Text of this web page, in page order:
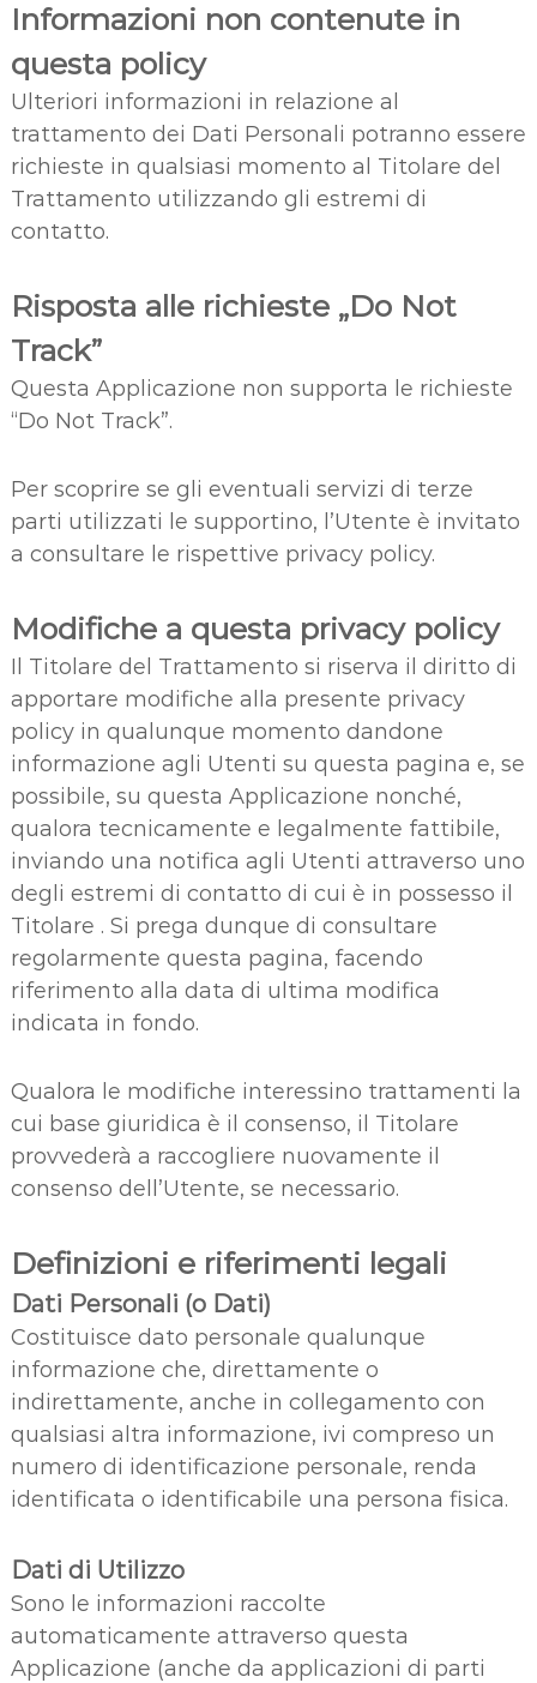
Informazioni non contenute in
questa policy
Ulteriori informazioni in relazione al
trattamento dei Dati Personali potranno essere
richieste in qualsiasi momento al Titolare del
Trattamento utilizzando gli estremi di
contatto.
Risposta alle richieste „Do Not
Track”
Questa Applicazione non supporta le richieste
“Do Not Track”.
Per scoprire se gli eventuali servizi di terze
parti utilizzati le supportino, l’Utente è invitato
a consultare le rispettive privacy policy.
Modifiche a questa privacy policy
Il Titolare del Trattamento si riserva il diritto di
apportare modifiche alla presente privacy
policy in qualunque momento dandone
informazione agli Utenti su questa pagina e, se
possibile, su questa Applicazione nonché,
qualora tecnicamente e legalmente fattibile,
inviando una notifica agli Utenti attraverso uno
degli estremi di contatto di cui è in possesso il
Titolare . Si prega dunque di consultare
regolarmente questa pagina, facendo
riferimento alla data di ultima modifica
indicata in fondo.
Qualora le modifiche interessino trattamenti la
cui base giuridica è il consenso, il Titolare
provvederà a raccogliere nuovamente il
consenso dell’Utente, se necessario.
Definizioni e riferimenti legali
Dati Personali (o Dati)
Costituisce dato personale qualunque
informazione che, direttamente o
indirettamente, anche in collegamento con
qualsiasi altra informazione, ivi compreso un
numero di identificazione personale, renda
identificata o identificabile una persona fisica.
Dati di Utilizzo
Sono le informazioni raccolte
automaticamente attraverso questa
Applicazione (anche da applicazioni di parti